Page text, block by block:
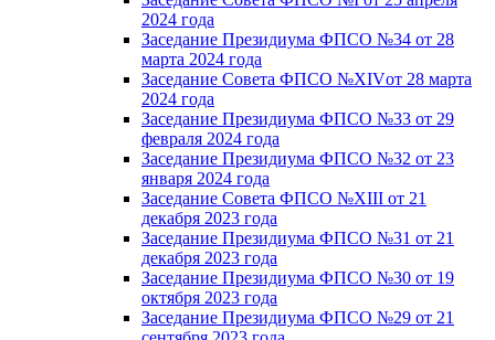
2024 года
Заседание Президиума ФПСО №34 от 28
марта 2024 года
Заседание Совета ФПСО №XIVот 28 марта
2024 года
Заседание Президиума ФПСО №33 от 29
февраля 2024 года
Заседание Президиума ФПСО №32 от 23
января 2024 года
Заседание Совета ФПСО №XIII от 21
декабря 2023 года
Заседание Президиума ФПСО №31 от 21
декабря 2023 года
Заседание Президиума ФПСО №30 от 19
октября 2023 года
Заседание Президиума ФПСО №29 от 21